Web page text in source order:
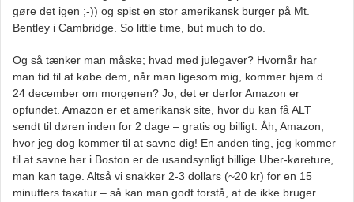
gøre det igen ;-)) og spist en stor amerikansk burger på Mt.
Bentley i Cambridge. So little time, but much to do.
Og så tænker man måske; hvad med julegaver? Hvornår har
man tid til at købe dem, når man ligesom mig, kommer hjem d.
24 december om morgenen? Jo, det er derfor Amazon er
opfundet. Amazon er et amerikansk site, hvor du kan få ALT
sendt til døren inden for 2 dage – gratis og billigt. Åh, Amazon,
hvor jeg dog kommer til at savne dig! En anden ting, jeg kommer
til at savne her i Boston er de usandsynligt billige Uber-køreture,
man kan tage. Altså vi snakker 2-3 dollars (~20 kr) for en 15
minutters taxatur – så kan man godt forstå, at de ikke bruger